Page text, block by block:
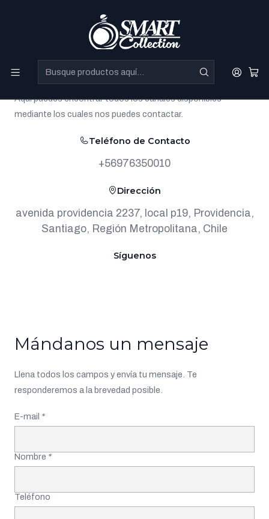
Contáctanos
Aquí puedes encontrar todos los canales disponibles
mediante los cuales nos puedes contactar.
Teléfono de Contacto
+56976350010
Dirección
avenida providencia 2237, local p19, Providencia,
Santiago, Región Metropolitana, Chile
Síguenos
Mándanos un mensaje
Llena todos los campos y envía tu mensaje. Te
responderemos a la brevedad posible.
E-mail *
Nombre *
Teléfono